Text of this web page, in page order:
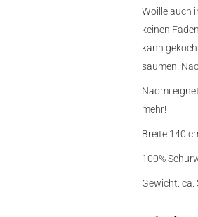
Woille auch
keinen
kann
säumen.
Naomi
mehr!
Breite 140
100%
Gewicht: ca.